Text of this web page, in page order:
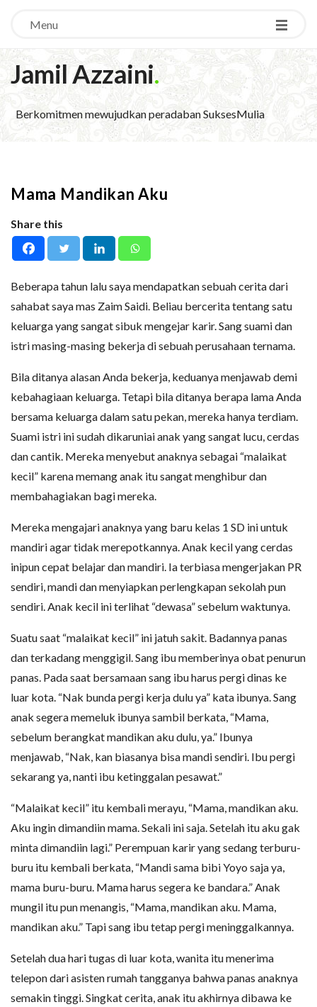
Menu
Jamil Azzaini.
Berkomitmen mewujudkan peradaban SuksesMulia
Mama Mandikan Aku
Share this
Beberapa tahun lalu saya mendapatkan sebuah cerita dari
sahabat saya mas Zaim Saidi. Beliau bercerita tentang satu
keluarga yang sangat sibuk mengejar karir. Sang suami dan
istri masing-masing bekerja di sebuah perusahaan ternama.
Bila ditanya alasan Anda bekerja, keduanya menjawab demi
kebahagiaan keluarga. Tetapi bila ditanya berapa lama Anda
bersama keluarga dalam satu pekan, mereka hanya terdiam.
Suami istri ini sudah dikaruniai anak yang sangat lucu, cerdas
dan cantik. Mereka menyebut anaknya sebagai “malaikat
kecil” karena memang anak itu sangat menghibur dan
membahagiakan bagi mereka.
Mereka mengajari anaknya yang baru kelas 1 SD ini untuk
mandiri agar tidak merepotkannya. Anak kecil yang cerdas
inipun cepat belajar dan mandiri. Ia terbiasa mengerjakan PR
sendiri, mandi dan menyiapkan perlengkapan sekolah pun
sendiri. Anak kecil ini terlihat “dewasa” sebelum waktunya.
Suatu saat “malaikat kecil” ini jatuh sakit. Badannya panas
dan terkadang menggigil. Sang ibu memberinya obat penurun
panas. Pada saat bersamaan sang ibu harus pergi dinas ke
luar kota. “Nak bunda pergi kerja dulu ya” kata ibunya. Sang
anak segera memeluk ibunya sambil berkata, “Mama,
sebelum berangkat mandikan aku dulu, ya.” Ibunya
menjawab, “Nak, kan biasanya bisa mandi sendiri. Ibu pergi
sekarang ya, nanti ibu ketinggalan pesawat.”
“Malaikat kecil” itu kembali merayu, “Mama, mandikan aku.
Aku ingin dimandiin mama. Sekali ini saja. Setelah itu aku gak
minta dimandiin lagi.” Perempuan karir yang sedang terburu-
buru itu kembali berkata, “Mandi sama bibi Yoyo saja ya,
mama buru-buru. Mama harus segera ke bandara.” Anak
mungil itu pun menangis, “Mama, mandikan aku. Mama,
mandikan aku.” Tapi sang ibu tetap pergi meninggalkannya.
Setelah dua hari tugas di luar kota, wanita itu menerima
telepon dari asisten rumah tangganya bahwa panas anaknya
semakin tinggi. Singkat cerita, anak itu akhirnya dibawa ke